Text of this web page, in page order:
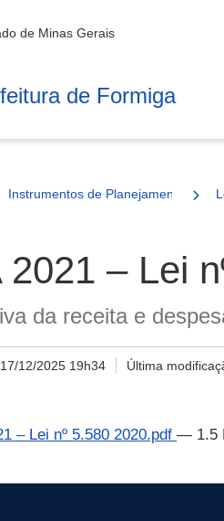
de Minas Gerais
de Formiga
Instrumentos de Planejamento
2021 – Lei
da receita e
17/12/2025 19h34 Última
– Lei nº 5.580 2020.pdf — 1.5